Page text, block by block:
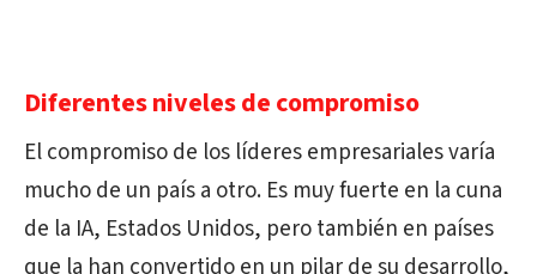
Diferentes niveles de compromiso
El compromiso de los líderes empresariales varía
mucho de un país a otro. Es muy fuerte en la cuna
de la IA, Estados Unidos, pero también en países
que la han convertido en un pilar de su desarrollo,